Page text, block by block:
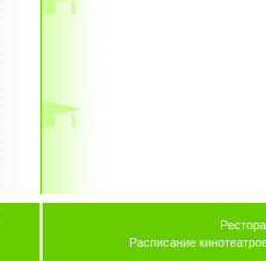
Расписание